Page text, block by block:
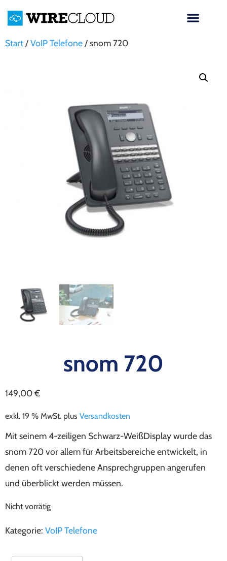
Start/VoIP Telefone/ snom 720
snom 720
149,00€
exkl. 19 % MwSt. plus Versandkosten
Mit seinem 4-zeiligen Schwarz-WeißDisplay wurde das
snom 720 vor allem für Arbeitsbereiche entwickelt, in
denen oft verschiedene Ansprechgruppen angerufen
und überblickt werden müssen.
Nicht vorrätig
Kategorie: VoIP Telefone